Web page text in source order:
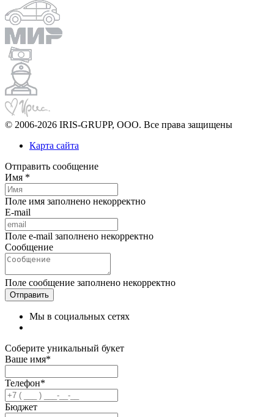
© 2006-2026 IRIS-GRUPP, OOO. Все права защищены
Карта сайта
Отправить сообщение
Имя *
Поле имя заполнено некорректно
E-mail
Поле e-mail заполнено некорректно
Сообщение
Поле сообщение заполнено некорректно
Мы в социальных сетях
Соберите уникальный букет
Ваше имя*
Телефон*
Бюджет